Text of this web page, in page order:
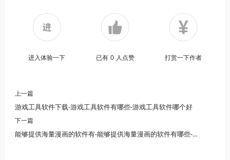
进入体验一下 已有 0 人点赞 打赏一下作者
上一篇
游戏工具软件下载-游戏工具软件有哪些-游戏工具软件哪个好
下一篇
能够提供海量漫画的软件有-能够提供海量漫画的软件有哪些-能够提供海量漫画的软件是